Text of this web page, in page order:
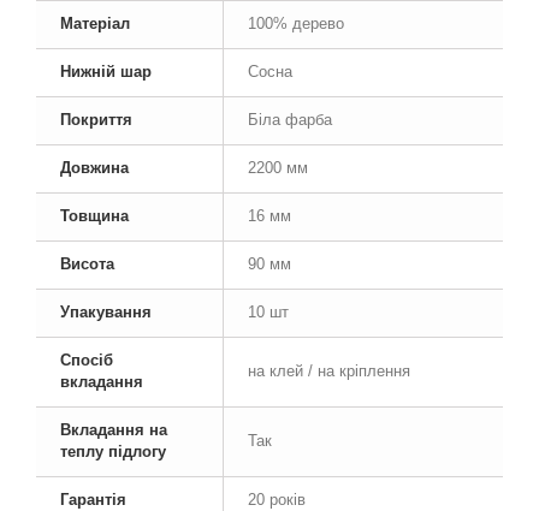
Матеріал 100% дерево
Нижній шар Сосна
Покриття Біла фарба
Довжина 2200 мм
Товщина 16 мм
Висота 90 мм
Упакування 10 шт
Спосіб
вкладання
на клей / на кріплення
Вкладання на
теплу підлогу
Так
Гарантія 20 років